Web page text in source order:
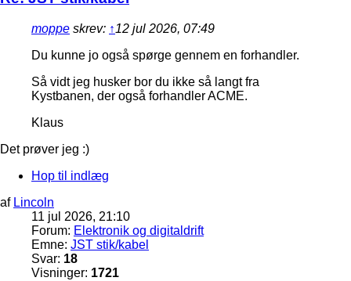
moppe skrev: ↑12 jul 2026, 07:49
Du kunne jo også spørge gennem en forhandler.
Så vidt jeg husker bor du ikke så langt fra
Kystbanen, der også forhandler ACME.
Klaus
Det prøver jeg :)
Hop til indlæg
af Lincoln
11 jul 2026, 21:10
Forum: Elektronik og digitaldrift
Emne: JST stik/kabel
Svar: 18
Visninger: 1721